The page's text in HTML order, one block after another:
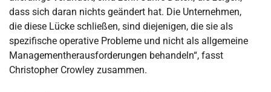
dass sich daran nichts geändert hat. Die Unternehmen,
die diese Lücke schließen, sind diejenigen, die sie als
spezifische operative Probleme und nicht als allgemeine
Managementherausforderungen behandeln“, fasst
Christopher Crowley zusammen.